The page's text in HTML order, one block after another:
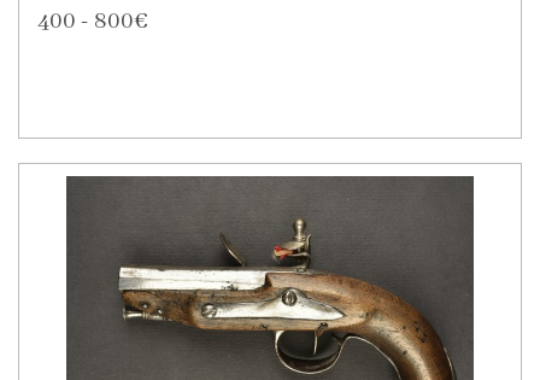
400 - 800€